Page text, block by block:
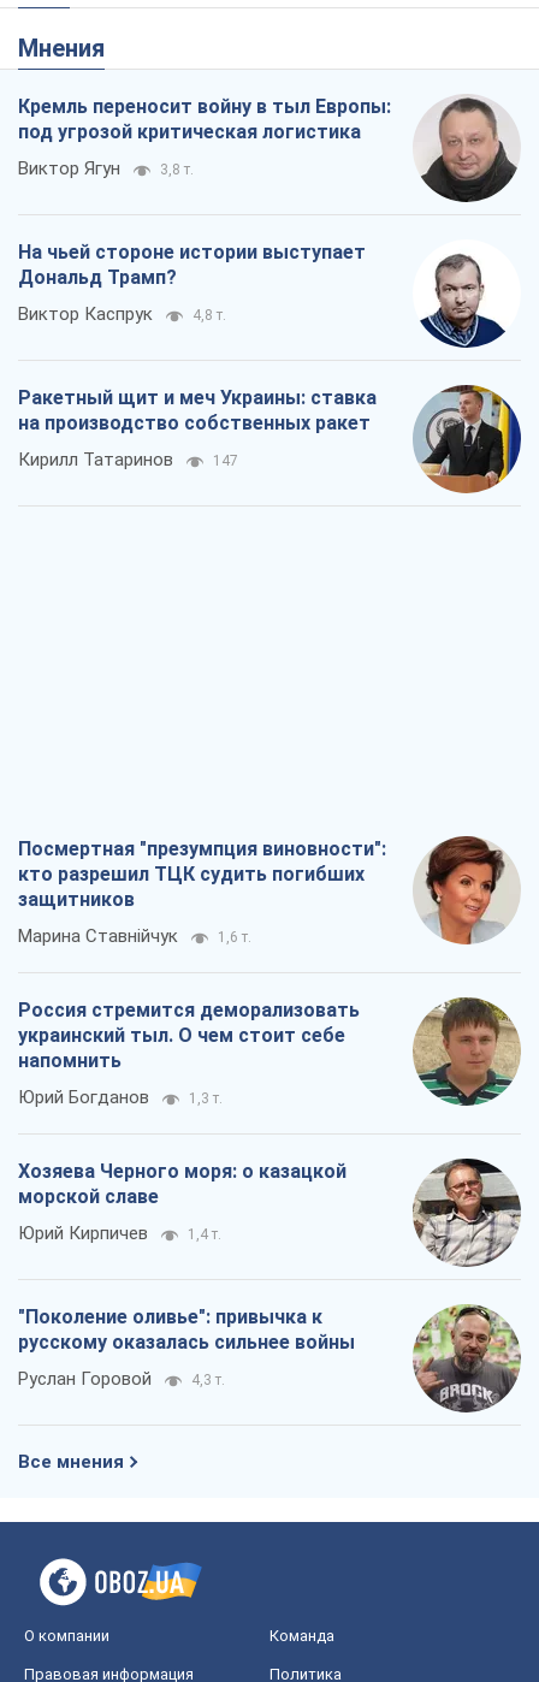
Мнения
Кремль переносит войну в тыл Европы:
под угрозой критическая логистика
Виктор Ягун 3,8 т.
На чьей стороне истории выступает
Дональд Трамп?
Виктор Каспрук 4,8 т.
Ракетный щит и меч Украины: ставка
на производство собственных ракет
Кирилл Татаринов 147
Посмертная "презумпция виновности":
кто разрешил ТЦК судить погибших
защитников
Марина Ставнійчук 1,6 т.
Россия стремится деморализовать
украинский тыл. О чем стоит себе
напомнить
Юрий Богданов 1,3 т.
Хозяева Черного моря: о казацкой
морской славе
Юрий Кирпичев 1,4 т.
"Поколение оливье": привычка к
русскому оказалась сильнее войны
Руслан Горовой 4,3 т.
Все мнения
О компании Команда
Правовая информация
Политика